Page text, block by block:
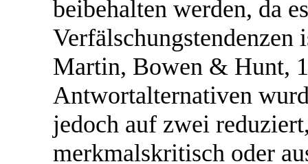
beibehalten werden, da
Martin, Bowen & Hunt,
Antwortalternativen
jedoch auf zwei
merkmalskritisch oder